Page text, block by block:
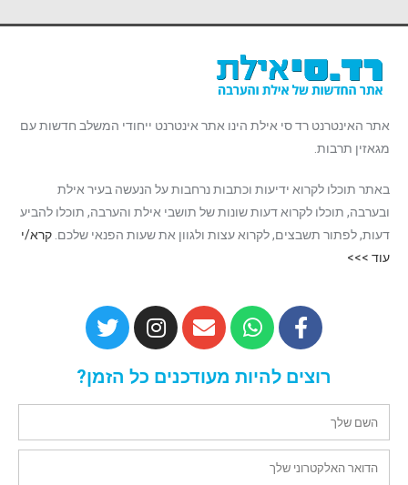
אתר האינטרנט רד סי אילת הינו אתר אינטרנט ייחודי המשלב חדשות עם
מגאזין תרבות.
באתר תוכלו לקרוא ידיעות וכתבות נרחבות על הנעשה בעיר אילת
ובערבה, תוכלו לקרוא דעות שונות של תושבי אילת והערבה, תוכלו להביע
דעות, לפתור תשבצים, לקרוא עצות ולגוון את שעות הפנאי שלכם. קרא/י
עוד >>>
רוצים להיות מעודכנים כל הזמן?